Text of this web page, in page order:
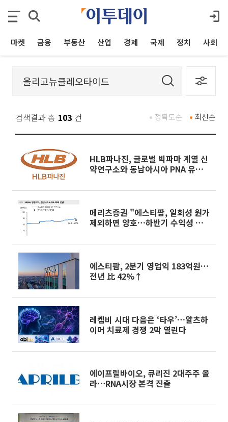
마켓 금융 부동산 산업 경제 국제 정치 사회
검색결과 총 103 건 최신순
정확도순
HLB파나진, 글로벌 빅파마 계열 신
약연구소와 동남아시아 PNA 유통
메리츠증권 "에스티팜, 일회성 원가
제외하면 양호…하반기 수익성 개
에스티팜, 2분기 영업익 183억원…
전년 比 42%↑
레켐비 시대 다음은 ‘타우’…알츠하
이머 치료제 경쟁 2막 열린다
에이프릴바이오, 큐리진 2대주주 올
라⋯RNA시장 본격 진출